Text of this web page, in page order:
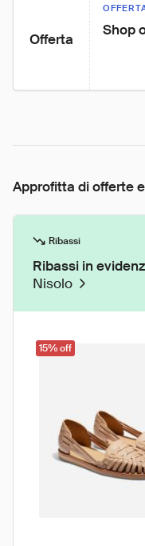
Offerta
Shop
Approfitta di offerte
Ribassi
Ribassi in
Nisolo
15% off